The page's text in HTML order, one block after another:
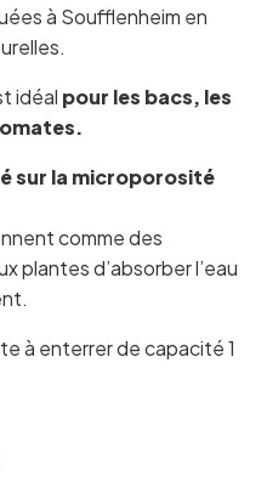
à Soufflenheim en
idéal pour les bacs, les
sur la microporosité
comme des
plantes d’absorber l’eau
à enterrer de capacité 1